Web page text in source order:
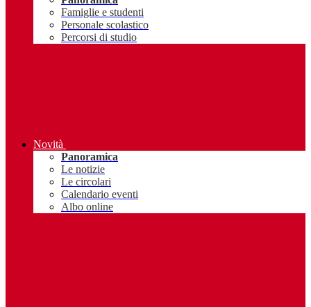
Famiglie e studenti
Personale scolastico
Percorsi di studio
Novità
Panoramica
Le notizie
Le circolari
Calendario eventi
Albo online